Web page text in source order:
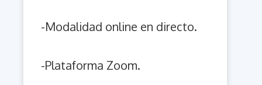
-Modalidad online en directo.
-Plataforma Zoom.